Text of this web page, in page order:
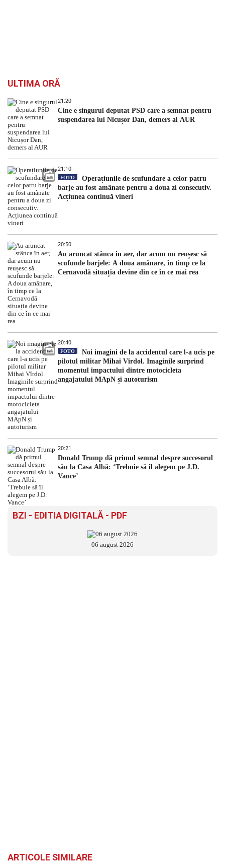
ULTIMA ORĂ
21:20
Cine e singurul deputat PSD care a semnat pentru
suspendarea lui Nicușor Dan, demers al AUR
21:10
FOTO
Operațiunile de scufundare a celor patru
barje au fost amânate pentru a doua zi consecutiv.
Acțiunea continuă vineri
20:50
Au aruncat stânca în aer, dar acum nu reușesc să
scufunde barjele: A doua amânare, în timp ce la
Cernavodă situația devine din ce în ce mai rea
20:40
FOTO
Noi imagini de la accidentul care l-a ucis pe
pilotul militar Mihai Vîrdol. Imaginile surprind
momentul impactului dintre motocicleta
angajatului MApN și autoturism
20:21
Donald Trump dă primul semnal despre succesorul
său la Casa Albă: ‘Trebuie să îl alegem pe J.D.
Vance’
BZI - EDITIA DIGITALĂ - PDF
06 august 2026
ARTICOLE SIMILARE